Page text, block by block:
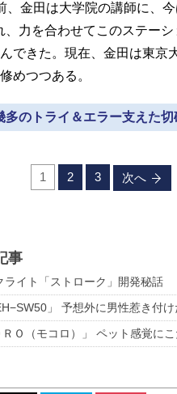
、金田は大学院の講師に、
、力を合わせてこのステー
できた。現在、金田は東京
めつつある。
多のトライ＆エラー支えた
1 2 3 次へ
事
イト「ストローク」開発秘話
」 予想外に男性惹き付け
Ｏ（モコロ）」 ペット感覚に